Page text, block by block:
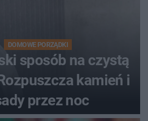
DOMOWE PORZĄDKI
sposób na czystą
kamień i
przez noc